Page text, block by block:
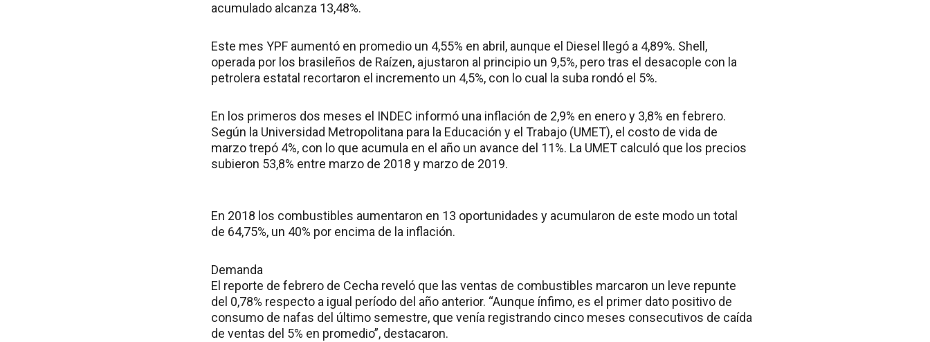
acumulado alcanza 13,48%.
Este mes YPF aumentó en promedio un 4,55% en abril, aunque el Diesel llegó a 4,89%. Shell,
operada por los brasileños de Raízen, ajustaron al principio un 9,5%, pero tras el desacople con la
petrolera estatal recortaron el incremento un 4,5%, con lo cual la suba rondó el 5%.
En los primeros dos meses el INDEC informó una inflación de 2,9% en enero y 3,8% en febrero.
Según la Universidad Metropolitana para la Educación y el Trabajo (UMET), el costo de vida de
marzo trepó 4%, con lo que acumula en el año un avance del 11%. La UMET calculó que los precios
subieron 53,8% entre marzo de 2018 y marzo de 2019.
En 2018 los combustibles aumentaron en 13 oportunidades y acumularon de este modo un total
de 64,75%, un 40% por encima de la inflación.
Demanda
El reporte de febrero de Cecha reveló que las ventas de combustibles marcaron un leve repunte
del 0,78% respecto a igual período del año anterior. “Aunque ínfimo, es el primer dato positivo de
consumo de nafas del último semestre, que venía registrando cinco meses consecutivos de caída
de ventas del 5% en promedio”, destacaron.